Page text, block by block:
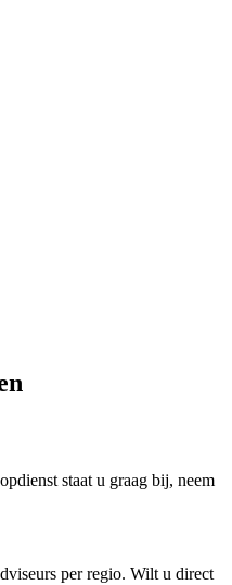
staat u graag bij, neem
per regio. Wilt u direct